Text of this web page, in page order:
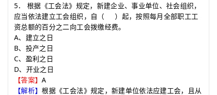
5．
根据《工会法》规定，新建企业、事业单位、社会组织，
应当依法建立工会组织，自
（ ） 起，按照每月全部职工工
资总额的百分之二向工会拨缴经费。
A、建立之日
B、投产之日
C、盈利之日
D、开业之日
【答案】A
【解析】根据《工会法》规定，新建单位依法应建工会，且从